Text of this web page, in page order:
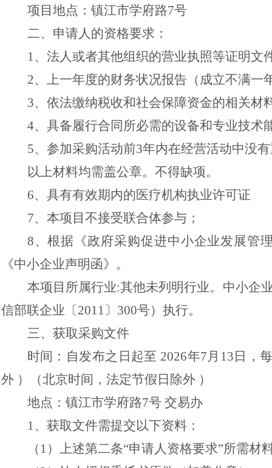
项目地点：镇江市学府路7号
二、申请人的资格要求：
1、法人或者其他组织的营业执照等证明文
2、上一年度的财务状况报告（成立不满一
3、依法缴纳税收和社会保障资金的相关材
4、具备履行合同所必需的设备和专业技术
5、参加采购活动前3年内在经营活动中没
以上材料均需盖公章。不得缺项。
6、具有有效期内的医疗机构执业许可证
7、本项目不接受联合体参与；
8、根据《政府采购促进中小企业发展管
《中小企业声明函》。
本项目所属行业:其他未列明行业。中小企
信部联企业〔2011〕300号）执行。
三、获取采购文件
时间： 自发布之日起至 2026年7 月 13 日，
外 ）
（北京时间，法定节假日除外 ）
地点：镇江市学府路7号 交易办
1、 获取文件需提交以下资料：
（ 1）上述第二条“申请人资格要求”所需材